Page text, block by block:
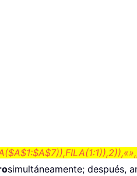
simultáneamente; después,